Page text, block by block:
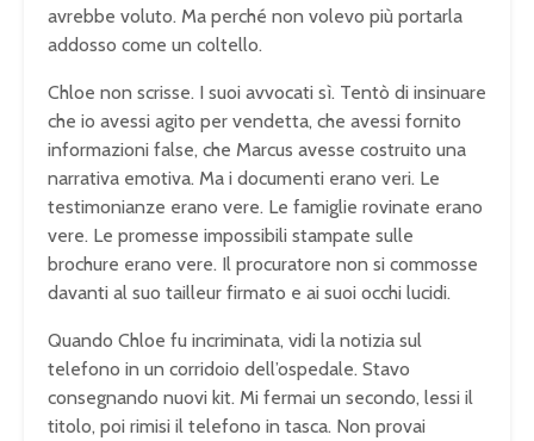
avrebbe voluto. Ma perché non volevo più portarla
addosso come un coltello.
Chloe non scrisse. I suoi avvocati sì. Tentò di insinuare
che io avessi agito per vendetta, che avessi fornito
informazioni false, che Marcus avesse costruito una
narrativa emotiva. Ma i documenti erano veri. Le
testimonianze erano vere. Le famiglie rovinate erano
vere. Le promesse impossibili stampate sulle
brochure erano vere. Il procuratore non si commosse
davanti al suo tailleur firmato e ai suoi occhi lucidi.
Quando Chloe fu incriminata, vidi la notizia sul
telefono in un corridoio dell’ospedale. Stavo
consegnando nuovi kit. Mi fermai un secondo, lessi il
titolo, poi rimisi il telefono in tasca. Non provai